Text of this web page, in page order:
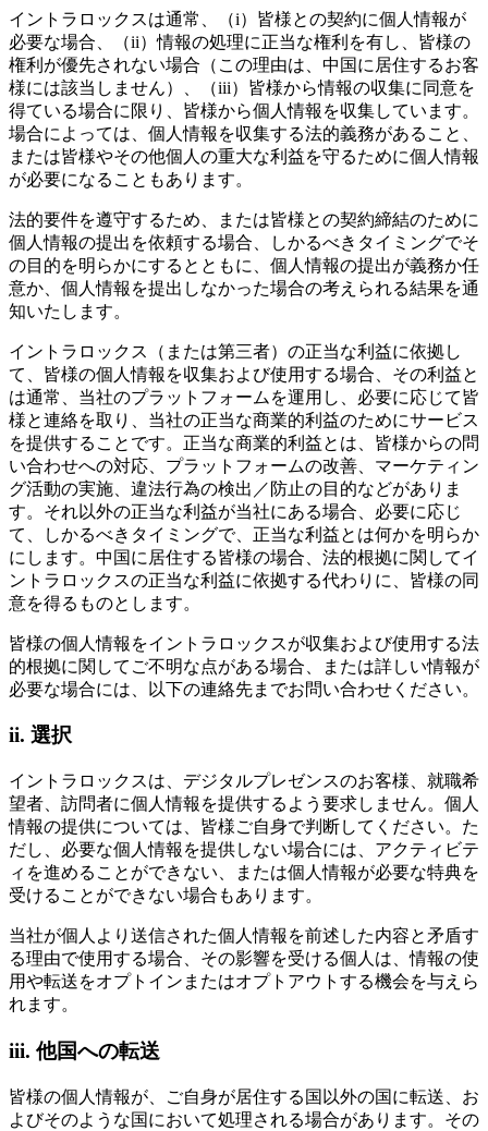
イントラロックスは通常、（i）皆様との契約に個人情報が
必要な場合、（ii）情報の処理に正当な権利を有し、皆様の
権利が優先されない場合（この理由は、中国に居住するお客
様には該当しません）、（iii）皆様から情報の収集に同意を
得ている場合に限り、皆様から個人情報を収集しています。
場合によっては、個人情報を収集する法的義務があること、
または皆様やその他個人の重大な利益を守るために個人情報
が必要になることもあります。
法的要件を遵守するため、または皆様との契約締結のために
個人情報の提出を依頼する場合、しかるべきタイミングでそ
の目的を明らかにするとともに、個人情報の提出が義務か任
意か、個人情報を提出しなかった場合の考えられる結果を通
知いたします。
イントラロックス（または第三者）の正当な利益に依拠し
て、皆様の個人情報を収集および使用する場合、その利益と
は通常、当社のプラットフォームを運用し、必要に応じて皆
様と連絡を取り、当社の正当な商業的利益のためにサービス
を提供することです。正当な商業的利益とは、皆様からの問
い合わせへの対応、プラットフォームの改善、マーケティン
グ活動の実施、違法行為の検出／防止の目的などがありま
す。それ以外の正当な利益が当社にある場合、必要に応じ
て、しかるべきタイミングで、正当な利益とは何かを明らか
にします。中国に居住する皆様の場合、法的根拠に関してイ
ントラロックスの正当な利益に依拠する代わりに、皆様の同
意を得るものとします。
皆様の個人情報をイントラロックスが収集および使用する法
的根拠に関してご不明な点がある場合、または詳しい情報が
必要な場合には、以下の連絡先までお問い合わせください。
ii. 選択
イントラロックスは、デジタルプレゼンスのお客様、就職希
望者、訪問者に個人情報を提供するよう要求しません。個人
情報の提供については、皆様ご自身で判断してください。た
だし、必要な個人情報を提供しない場合には、アクティビテ
ィを進めることができない、または個人情報が必要な特典を
受けることができない場合もあります。
当社が個人より送信された個人情報を前述した内容と矛盾す
る理由で使用する場合、その影響を受ける個人は、情報の使
用や転送をオプトインまたはオプトアウトする機会を与えら
れます。
iii. 他国への転送
皆様の個人情報が、ご自身が居住する国以外の国に転送、お
よびそのような国において処理される場合があります。その